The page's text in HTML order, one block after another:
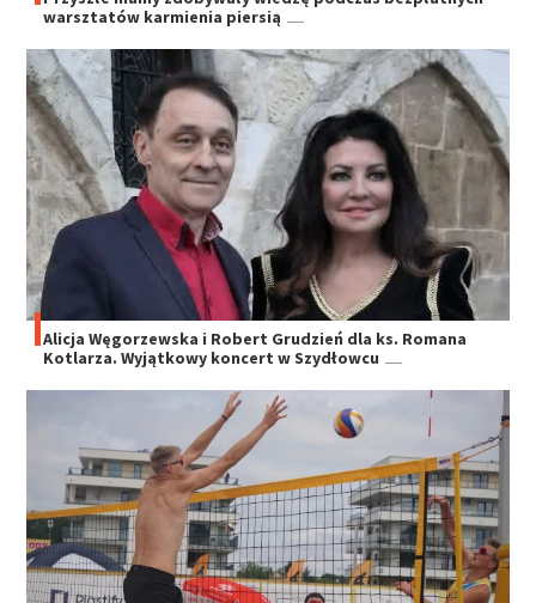
warsztatów karmienia piersią
Alicja Węgorzewska i Robert Grudzień dla ks. Romana
Kotlarza. Wyjątkowy koncert w Szydłowcu